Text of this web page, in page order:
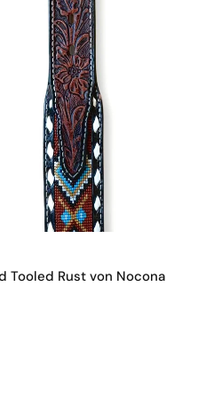
Tooled Rust von Nocona